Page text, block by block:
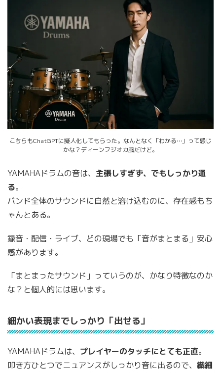
こちらもChatGPTに擬人化してもらった。なんとなく「わかる…」って感じ
かな？ディーンフジオカ風だけど。
YAMAHAドラムの音は、 主張しすぎず、でもしっかり通
る。
バンド全体のサウンドに自然と溶け込むのに、存在感もち
ゃんとある。
録音・配信・ライブ、どの現場でも「音がまとまる」安心
感があります。
「まとまったサウンド」っていうのが、かなり特徴なのか
な？と個人的には思います。
細かい表現までしっかり「出せる」
YAMAHAドラムは、 プレイヤーのタッチにとても正直。
叩き方ひとつでニュアンスがしっかり音に出るので、 繊細